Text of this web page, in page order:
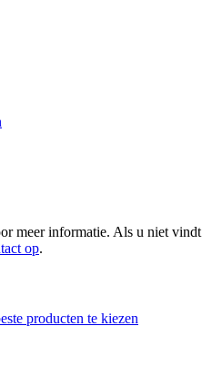
meer informatie. Als u niet vindt
op.
producten te kiezen